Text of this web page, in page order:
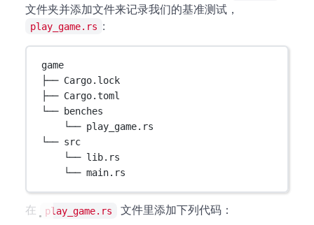
文件夹并添加文件来记录我们的基准测试，
play_game.rs :
game
├── Cargo.lock
├── Cargo.toml
└── benches
└── play_game.rs
└── src
└── lib.rs
└── main.rs
在 play_game.rs 文件里添加下列代码：